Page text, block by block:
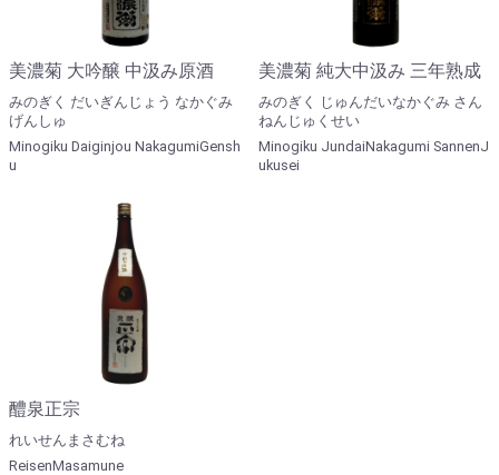
美濃菊 大吟醸 中汲み原酒
みのぎく だいぎんじょう なかぐみ
げんしゅ
Minogiku Daiginjou NakagumiGensh
u
美濃菊 純大中汲み 三年熟成
みのぎく じゅんだいなかぐみ さん
ねんじゅくせい
Minogiku JundaiNakagumi SannenJ
ukusei
醴泉正宗
れいせんまさむね
ReisenMasamune